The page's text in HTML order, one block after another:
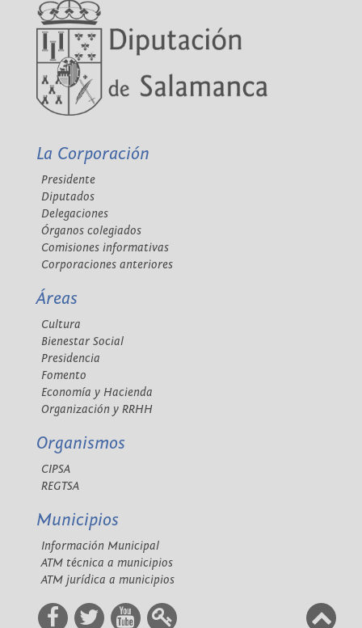
La Corporación
Presidente
Diputados
Delegaciones
Órganos colegiados
Comisiones informativas
Corporaciones anteriores
Áreas
Cultura
Bienestar Social
Presidencia
Fomento
Economía y Hacienda
Organización y RRHH
Organismos
CIPSA
REGTSA
Municipios
Información Municipal
ATM técnica a municipios
ATM jurídica a municipios